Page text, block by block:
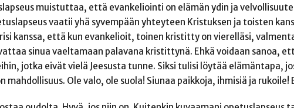
muistuttaa, että evankeliointi on elämän ydin ja
vaatii yhä syvempään yhteyteen Kristuksen ja toisten
kanssa, että kun evankelioit, toinen kristitty on vierelläsi,
sinua vaeltamaan palavana kristittynä. Ehkä voidaan sanoa,
jotka eivät vielä Jeesusta tunne. Siksi tulisi löytää elämäntapa,
mahdollisuus. Ole valo, ole suola! Siunaa paikkoja, ihmisiä ja rukoile!